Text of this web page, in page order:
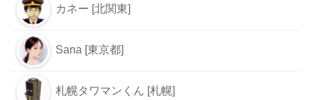
カネー [北関東]
Sana [東京都]
札幌タワマンくん [札幌]